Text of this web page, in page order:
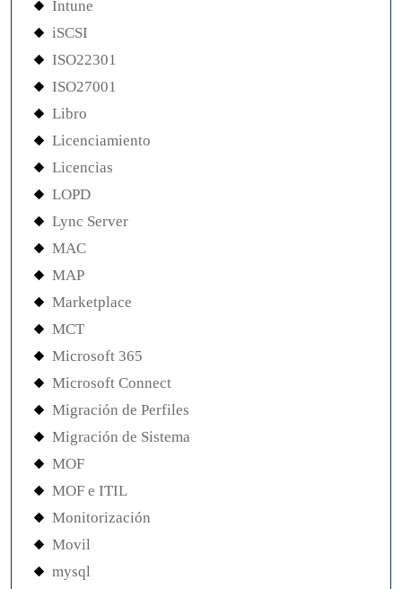
Intune
iSCSI
ISO22301
ISO27001
Libro
Licenciamiento
Licencias
LOPD
Lync Server
MAC
MAP
Marketplace
MCT
Microsoft 365
Microsoft Connect
Migración de Perfiles
Migración de Sistema
MOF
MOF e ITIL
Monitorización
Movil
mysql